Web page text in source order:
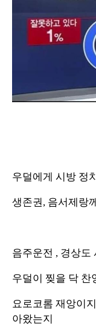
우덜에게 시방 정
생존권, 음서제랑
음주운전 , 경상도
우덜이 찢을 닥 찬
요로코롬 재앙이
아왔는지